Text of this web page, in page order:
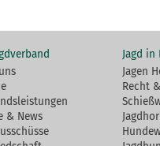
& News
Jagd in
Jagen
Recht